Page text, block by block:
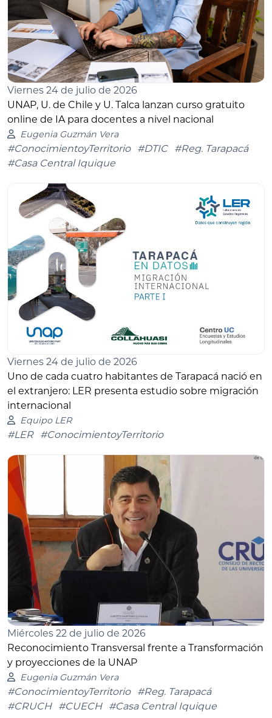
Viernes 24 de julio de 2026
UNAP, U. de Chile y U. Talca lanzan curso gratuito
online de IA para docentes a nivel nacional
Eugenia Guzmán Vera
#ConocimientoyTerritorio #DTIC
#Reg. Tarapacá
#Casa Central Iquique
Viernes 24 de julio de 2026
Uno de cada cuatro habitantes de Tarapacá nació en
el extranjero: LER presenta estudio sobre migración
internacional
Equipo LER
#LER #ConocimientoyTerritorio
Miércoles 22 de julio de 2026
Reconocimiento Transversal frente a Transformación
y proyecciones de la UNAP
Eugenia Guzmán Vera
#ConocimientoyTerritorio
#Reg. Tarapacá
#CRUCH
#CUECH #Casa Central Iquique